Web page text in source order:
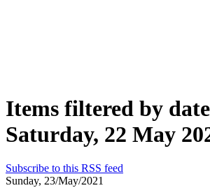
Items filtered by
Saturday, 22 May
Subscribe to this RSS feed
Sunday, 23/May/2021